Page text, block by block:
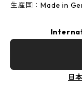
生産国：Made in
日